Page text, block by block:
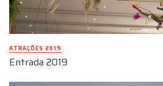
ATRAÇÕES 2019
Entrada 2019